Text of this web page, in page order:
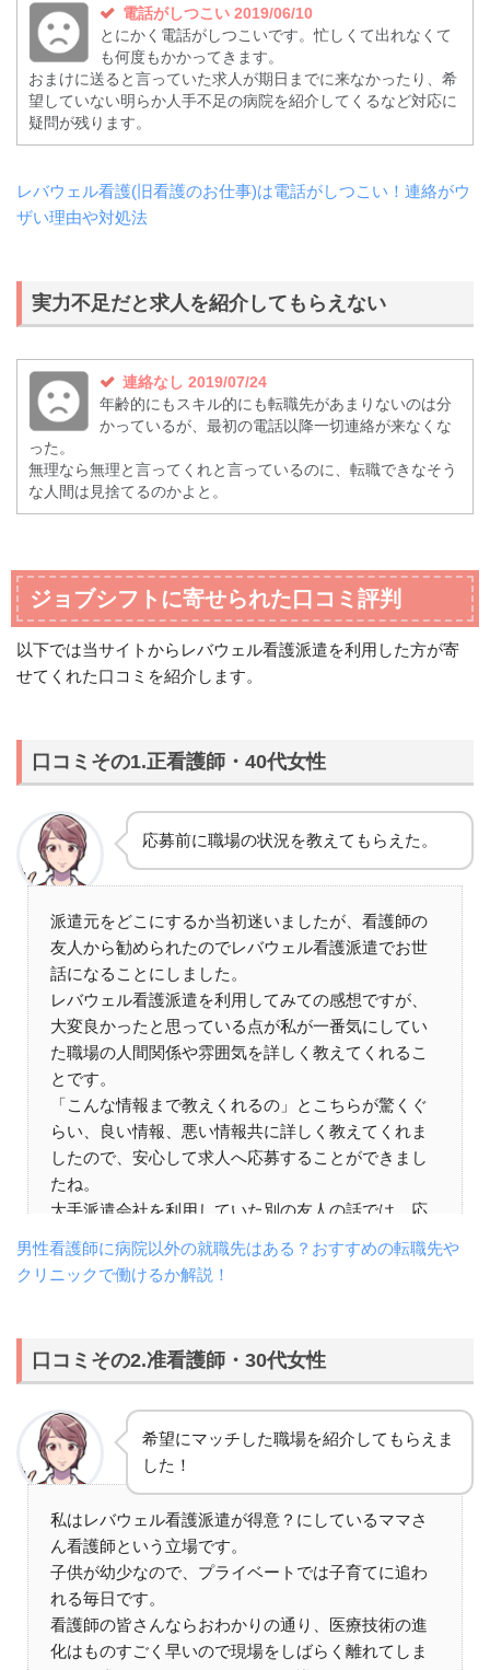
電話がしつこい 2019/06/10
とにかく電話がしつこいです。忙しくて出れなくて
も何度もかかってきます。
おまけに送ると言っていた求人が期日までに来なかったり、希
望していない明らか人手不足の病院を紹介してくるなど対応に
疑問が残ります。
レバウェル看護(旧看護のお仕事)は電話がしつこい！連絡がウ
ザい理由や対処法
実力不足だと求人を紹介してもらえない
連絡なし 2019/07/24
年齢的にもスキル的にも転職先があまりないのは分
かっているが、最初の電話以降一切連絡が来なくな
った。
無理なら無理と言ってくれと言っているのに、転職できなそう
な人間は見捨てるのかよと。
ジョブシフトに寄せられた口コミ評判
以下では当サイトからレバウェル看護派遣を利用した方が寄
せてくれた口コミを紹介します。
口コミその1.正看護師・40代女性
応募前に職場の状況を教えてもらえた。
派遣元をどこにするか当初迷いましたが、看護師の
友人から勧められたのでレバウェル看護派遣でお世
話になることにしました。
レバウェル看護派遣を利用してみての感想ですが、
大変良かったと思っている点が私が一番気にしてい
た職場の人間関係や雰囲気を詳しく教えてくれるこ
とです。
「こんな情報まで教えくれるの」とこちらが驚くぐ
らい、良い情報、悪い情報共に詳しく教えてくれま
したので、安心して求人へ応募することができまし
たね。
大手派遣会社を利用していた別の友人の話では、応
募したら即派遣されることもあるみたいで、職場の
内部事情なんか事前に教えてくれないと言ってまし
たので、私としてはレバウェル看護派遣を選んで正
絶対に重視した方が良いです。
ですので、他の看護師の方にも安心してオススメで
きます。
男性看護師に病院以外の就職先はある？おすすめの転職先や
クリニックで働けるか解説！
口コミその2.准看護師・30代女性
希望にマッチした職場を紹介してもらえま
した！
私はレバウェル看護派遣が得意？にしているママさ
ん看護師という立場です。
子供が幼少なので、プライベートでは子育てに追わ
れる毎日です。
看護師の皆さんならおわかりの通り、医療技術の進
化はものすごく早いので現場をしばらく離れてしま